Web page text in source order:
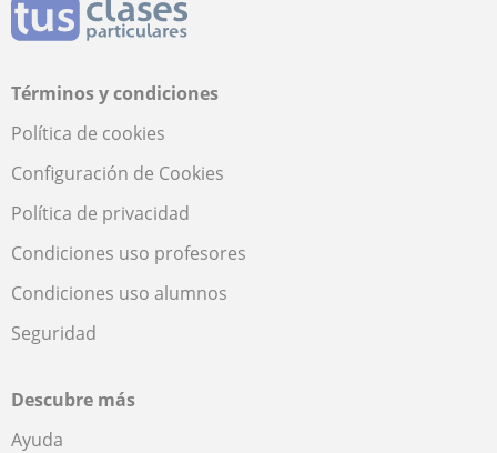
Términos y condiciones
Política de cookies
Configuración de Cookies
Política de privacidad
Condiciones uso profesores
Condiciones uso alumnos
Seguridad
Descubre más
Ayuda